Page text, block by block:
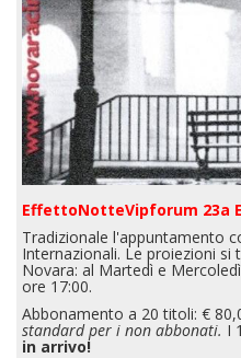
EffettoNotteVipforum 23a
Tradizionale l'appuntamento
Internazionali. Le proiezioni si
Novara: al Martedì e
ore 17:00.
Abbonamento a 20 titoli: €
standard per i non abbonati. I
in arrivo!